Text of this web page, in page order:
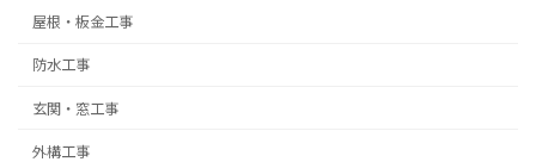
屋根・板金工事
防水工事
玄関・窓工事
外構工事